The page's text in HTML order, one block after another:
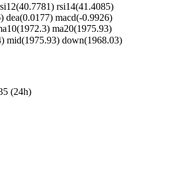
rsi14(41.4085)
dea(0.0177) macd(-0.9926)
ma20(1975.93)
mid(1975.93) down(1968.03)
(24h)